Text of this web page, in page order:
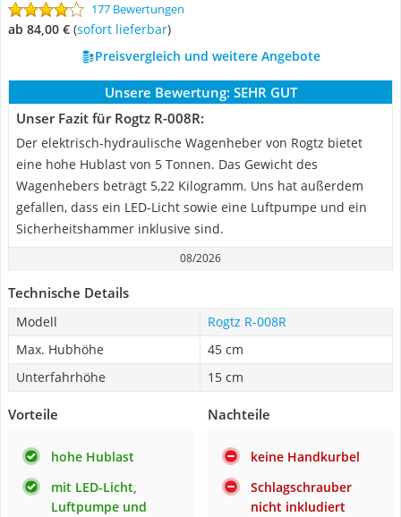
177 Bewertungen
ab 84,00 € ( Sofort lieferbar)
Preisvergleich und weitere Angebote
Unsere Bewertung: SEHR GUT
Unser Fazit für Rogtz ‎R-008R:
Der elektrisch-hydraulische Wagenheber von Rogtz bietet
eine hohe Hublast von 5 Tonnen. Das Gewicht des
Wagenhebers beträgt 5,22 Kilogramm. Uns hat außerdem
gefallen, dass ein LED-Licht sowie eine Luftpumpe und ein
Sicherheitshammer inklusive sind.
08/2026
Technische Details
Modell
Rogtz ‎R-008R
Max. Hubhöhe
45 cm
Unterfahrhöhe
15 cm
Vorteile
hohe Hublast
mit LED-Licht,
Luftpumpe und
Nachteile
keine Handkurbel
Schlagschrauber
nicht inkludiert